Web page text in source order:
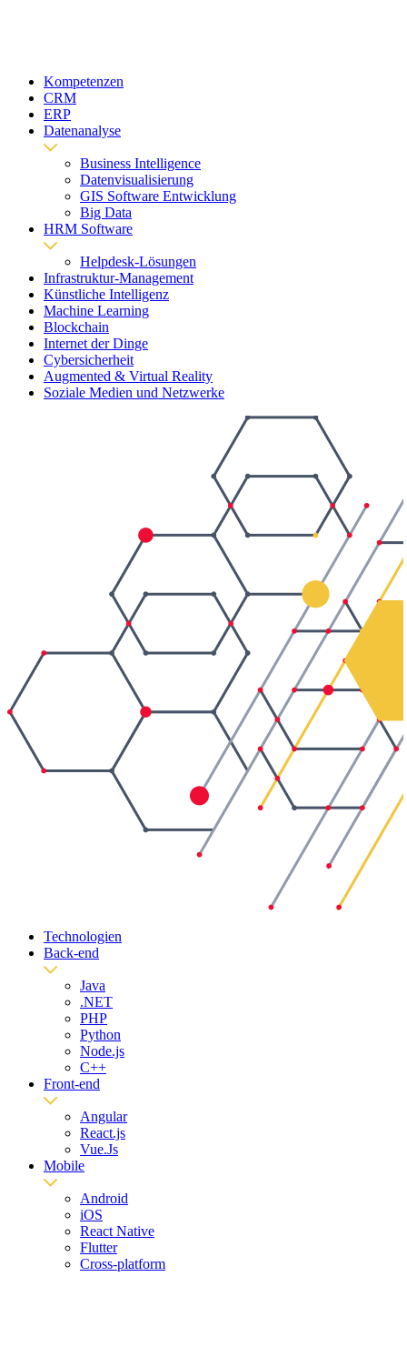
Kompetenzen
CRM
ERP
Datenanalyse
Business Intelligence
Datenvisualisierung
GIS Software Entwicklung
Big Data
HRM Software
Helpdesk-Lösungen
Infrastruktur-Management
Künstliche Intelligenz
Machine Learning
Blockchain
Internet der Dinge
Cybersicherheit
Augmented & Virtual Reality
Soziale Medien und Netzwerke
Technologien
Back-end
Java
.NET
PHP
Python
Node.js
C++
Front-end
Angular
React.js
Vue.Js
Mobile
Android
iOS
React Native
Flutter
Cross-platform